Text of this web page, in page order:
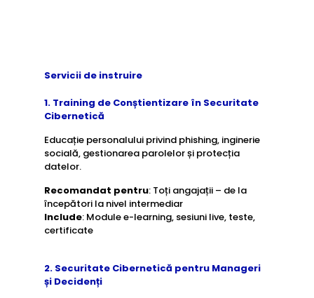
Servicii de instruire
1. Training de Conștientizare în Securitate
Cibernetică
Educație personalului privind phishing, inginerie
socială, gestionarea parolelor și protecția
datelor.
Recomandat pentru: Toți angajații – de la
începători la nivel intermediar
Include: Module e-learning, sesiuni live, teste,
certificate
2. Securitate Cibernetică pentru Manageri
și Decidenți